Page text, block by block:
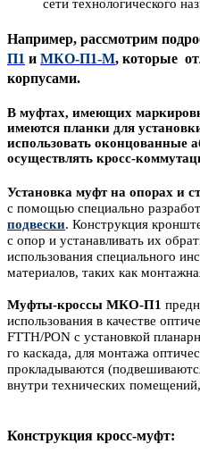
сети технологического
Например, рассмотрим
П1 и МКО-П1-М, которые
корпусами.
В муфтах, имеющих
имеются планки для
использовать оконцованные
осуществлять кросс-
Установка муфт на опорах и
с помощью специально
подвески. Конструкция
с опор и устанавливать их
использования специального
материалов, таких как
Муфты-кроссы МКО-П1
использования в качестве
FTTH/PON с установкой
го каскада, для монтажа
прокладываются
внутри технических
Конструкция кросс-муфт: